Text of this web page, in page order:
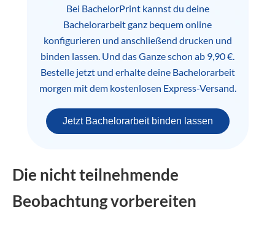
Bei BachelorPrint kannst du deine
Bachelorarbeit ganz bequem online
konfigurieren und anschließend drucken und
binden lassen. Und das Ganze schon ab 9,90 €.
Bestelle jetzt und erhalte deine Bachelorarbeit
morgen mit dem kostenlosen Express-Versand.
Jetzt Bachelorarbeit binden lassen
Die nicht teilnehmende
Beobachtung vorbereiten